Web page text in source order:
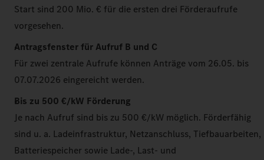
Start sind 200 Mio. € für die ersten drei Förderaufrufe
vorgesehen.
Antragsfenster für Aufruf B und C
Für zwei zentrale Aufrufe können Anträge vom 26.05. bis
07.07.2026 eingereicht werden.
Bis zu 500 €/kW Förderung
Je nach Aufruf sind bis zu 500 €/kW möglich. Förderfähig
sind u. a. Ladeinfrastruktur, Netzanschluss, Tiefbauarbeiten,
Batteriespeicher sowie Lade-, Last- und